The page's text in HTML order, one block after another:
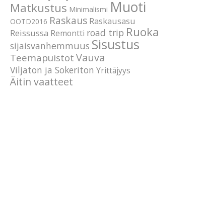
Matkustus Minimalismi Muoti
OOTD2016 Raskaus Raskausasu
Reissussa Remontti road trip Ruoka
sijaisvanhemmuus Sisustus
Teemapuistot Vauva
Viljaton ja Sokeriton Yrittäjyys
Äitin vaatteet